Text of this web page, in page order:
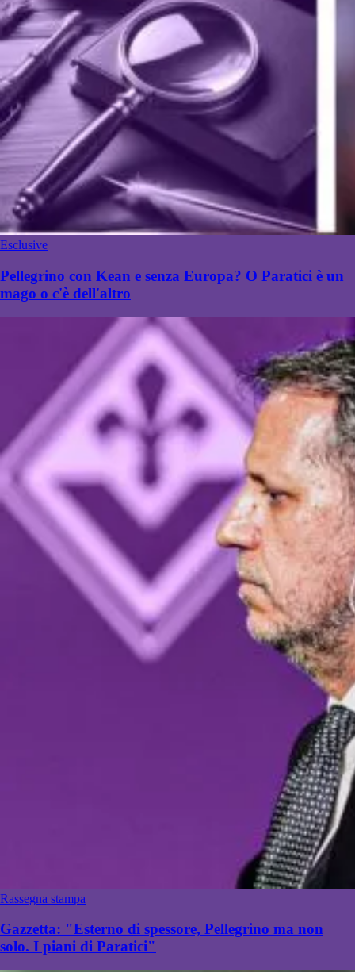
Esclusive
Pellegrino con Kean e senza Europa? O Paratici è un
mago o c'è dell'altro
Rassegna stampa
Gazzetta: "Esterno di spessore, Pellegrino ma non
solo. I piani di Paratici"